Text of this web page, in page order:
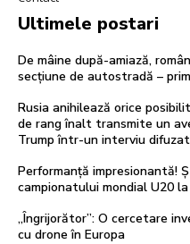
Ultimele postari
De mâine după-amiază,
secțiune de autostradă –
Rusia anihilează orice
de rang înalt transmite un
Trump într-un interviu
Performanță impresionantă!
campionatului mondial U20
„Îngrijorător”: O cercetare
cu drone în Europa